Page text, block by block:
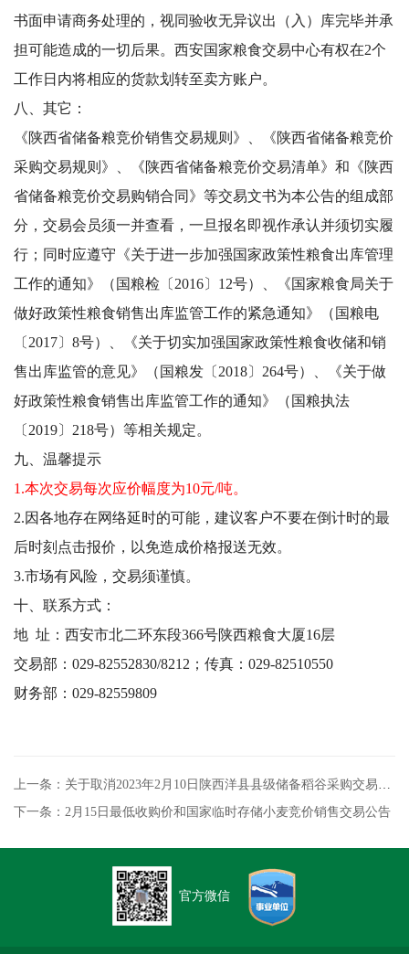
书面申请商务处理的，视同验收无异议出（入）库完毕并承
担可能造成的一切后果。西安国家粮食交易中心有权在2个
工作日内将相应的货款划转至卖方账户。
八、其它：
《陕西省储备粮竞价销售交易规则》、《陕西省储备粮竞价
采购交易规则》、《陕西省储备粮竞价交易清单》和《陕西
省储备粮竞价交易购销合同》等交易文书为本公告的组成部
分，交易会员须一并查看，一旦报名即视作承认并须切实履
行；同时应遵守《关于进一步加强国家政策性粮食出库管理
工作的通知》（国粮检〔2016〕12号）、《国家粮食局关于
做好政策性粮食销售出库监管工作的紧急通知》（国粮电
〔2017〕8号）、《关于切实加强国家政策性粮食收储和销
售出库监管的意见》（国粮发〔2018〕264号）、《关于做
好政策性粮食销售出库监管工作的通知》（国粮执法
〔2019〕218号）等相关规定。
九、温馨提示
1.本次交易每次应价幅度为10元/吨。
2.因各地存在网络延时的可能，建议客户不要在倒计时的最
后时刻点击报价，以免造成价格报送无效。
3.市场有风险，交易须谨慎。
十、联系方式：
地 址：西安市北二环东段366号陕西粮食大厦16层
交易部：029-82552830/8212；传真：029-82510550
财务部：029-82559809
上一条：关于取消2023年2月10日陕西洋县县级储备稻谷采购交易的公告
下一条：2月15日最低收购价和国家临时存储小麦竞价销售交易公告
官方微信